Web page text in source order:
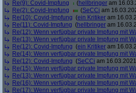
Re(9): Covid-Impfung
(hellbringer am
Re(2): Covid-Impfung
(SeCCi am
Re(10): Covid-Impfung (ein Kritiker am
Re(11): Covid-Impfung (hellbringer am
Re(12): Wenn verfügbar private Impfung mit
Re(13): Wenn verfügbar private Impfung mit
Re(12): Covid-Impfung (ein Kritiker am
Re(14): Wenn verfügbar private Impfung mit
Re(12): Covid-Impfung (SeCCi am
Re(15): Wenn verfügbar private Impfung mit
Re(13): Wenn verfügbar private Impfung mit
Re(16): Wenn verfügbar private Impfung mit
Re(17): Wenn verfügbar private Impfung mit